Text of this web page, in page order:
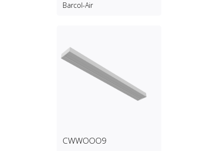
naverwarmingsbatterij,
Barcol-Air
CWWOOO9